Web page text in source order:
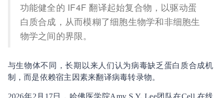
功能健全的 IF4F 翻译起始复合物，以驱动蛋
白质合成，从而模糊了细胞生物学和非细胞生
物学之间的界限。
与生物体不同，长期以来人们认为病毒缺乏蛋白质合成机
制，而是依赖宿主因素来翻译病毒转录物。
2026年2月17日，哈佛医学院Amy S.Y. Lee团队在Cell 在线